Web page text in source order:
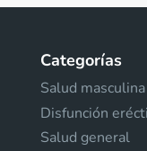
Categorías
Salud masculina
Disfunción
Salud general